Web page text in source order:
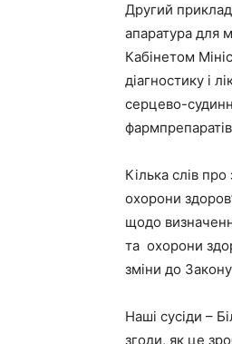
Другий
апаратура для
Кабінетом
діагностику і
серцево-
Кілька слів
охорони
щодо
та охорони
зміни до
Наші сусіди –
згоди, як це